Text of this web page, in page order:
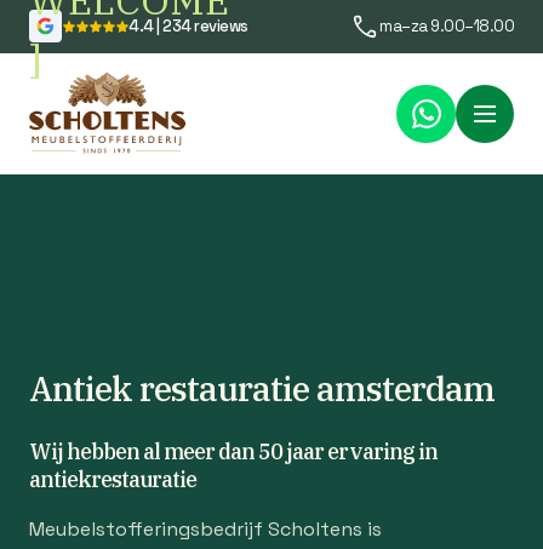
]
4.4 | 234 reviews ma–za 9.00–18.00
Menu
Antiek restauratie amsterdam
Wij hebben al meer dan 50 jaar ervaring in
antiekrestauratie
Meubelstofferingsbedrijf Scholtens is